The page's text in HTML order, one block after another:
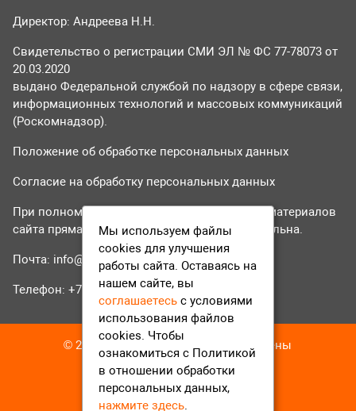
Директор: Андреева Н.Н.
Свидетельство о регистрации СМИ ЭЛ № ФС 77-78073 от
20.03.2020
выдано Федеральной службой по надзору в сфере связи,
информационных технологий и массовых коммуникаций
(Роскомнадзор).
Положение об обработке персональных данных
Согласие на обработку персональных данных
При полном или частичном использовании материалов
сайта прямая гиперссылка на tvr24.tv обязательна.
Почта: info@tvr24.tv
Телефон: +7 (496) 551-04-95
© 2016-2023 ТВР24 Все права защищены
Мы используем файлы
cookies для улучшения
работы сайта. Оставаясь на
нашем сайте, вы
соглашаетесь с условиями
использования файлов
cookies. Чтобы
ознакомиться с Политикой
в отношении обработки
персональных данных,
нажмите здесь.